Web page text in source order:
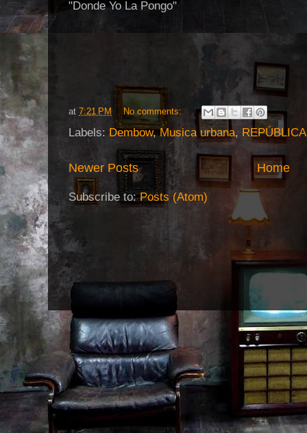
"Donde Yo La Pongo"
at 7:21 PM No comments:
Labels: Dembow,Musica urbana,
Newer Posts Home
Subscribe to:Posts (Atom)